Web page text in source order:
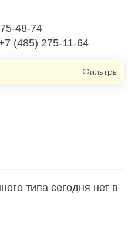
48-74
(485) 275-11-64
Фильтры
типа сегодня нет в